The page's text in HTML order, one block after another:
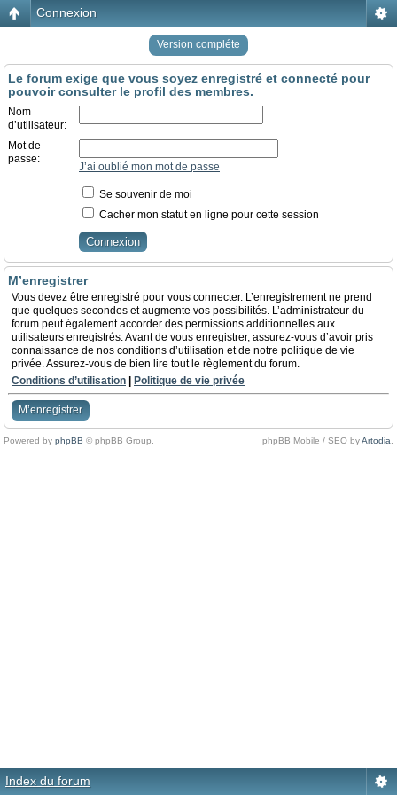
Connexion
Version compléte
Le forum exige que vous soyez enregistré et connecté pour
pouvoir consulter le profil des membres.
Nom
d’utilisateur:
Mot de
passe:
J’ai oublié mon mot de passe
Se souvenir de moi
Cacher mon statut en ligne pour cette session
M’enregistrer
Vous devez être enregistré pour vous connecter. L’enregistrement ne prend
que quelques secondes et augmente vos possibilités. L’administrateur du
forum peut également accorder des permissions additionnelles aux
utilisateurs enregistrés. Avant de vous enregistrer, assurez-vous d’avoir pris
connaissance de nos conditions d’utilisation et de notre politique de vie
privée. Assurez-vous de bien lire tout le règlement du forum.
Conditions d’utilisation
Politique de vie privée
M’enregistrer
Powered by phpBB © phpBB Group. phpBB Mobile / SEO byArtodia
Index du forum